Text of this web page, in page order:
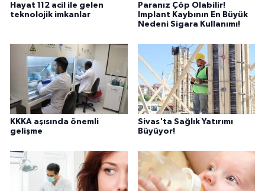
Hayat 112 acil ile gelen
teknolojik imkanlar
Paranız Çöp Olabilir!
Implant Kaybının En Büyük
Nedeni Sigara Kullanımı!
KKKA aşısında önemli
gelişme
Sivas'ta Sağlık Yatırımı
Büyüyor!